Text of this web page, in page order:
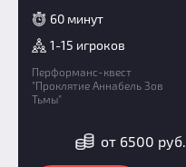
60 минут
1-15 игроков
Перформанс-квест
"Проклятие Аннабель Зов
Тьмы"
от 6500 руб.